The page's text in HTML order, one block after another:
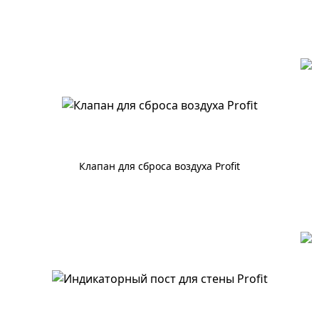
Клапан для сброса воздуха Profit